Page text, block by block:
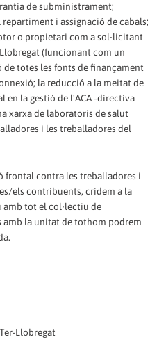
de subministrament;
i assignació de cabals;
o propietari com a sol∙licitant
(funcionant com un
totes les fonts de finançament
la reducció a la meitat de
en la gestió de l'ACA ‐directiva
xarxa de laboratoris de salut
i les treballadores del
frontal contra les treballadores i
els contribuents, cridem a la
tot el col∙lectiu de
amb la unitat de tothom podrem
Llobregat